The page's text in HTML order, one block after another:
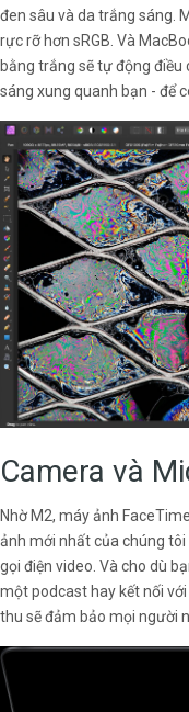
đen sâu và da trắng sáng.
rực rỡ hơn sRGB. Và
bằng trắng sẽ tự động điều
sáng xung quanh bạn - để
Camera và
Nhờ M2, máy ảnh
ảnh mới nhất của chúng
gọi điện video. Và cho dù
một podcast hay kết nối
thu sẽ đảm bảo mọi người